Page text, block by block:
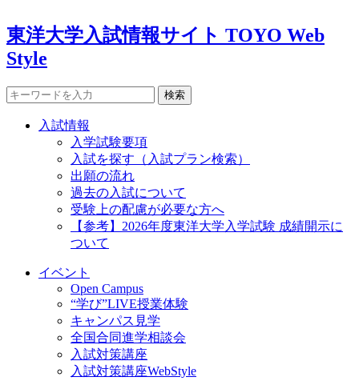
東洋大学入試情報サイト TOYO Web
Style
検索
入試情報
入学試験要項
入試を探す（入試プラン検索）
出願の流れ
過去の入試について
受験上の配慮が必要な方へ
【参考】2026年度東洋大学入学試験 成績開示に
ついて
イベント
Open Campus
“学び”LIVE授業体験
キャンパス見学
全国合同進学相談会
入試対策講座
入試対策講座WebStyle